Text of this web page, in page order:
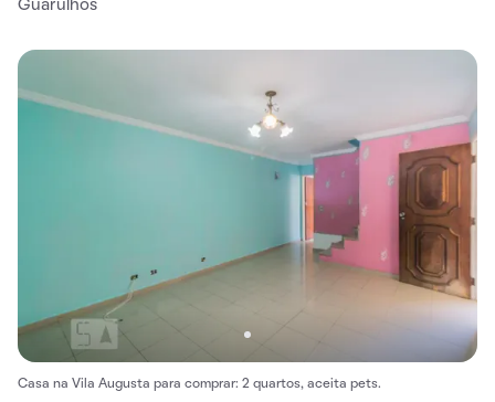
Guarulhos
Casa na Vila Augusta para comprar: 2 quartos, aceita pets.